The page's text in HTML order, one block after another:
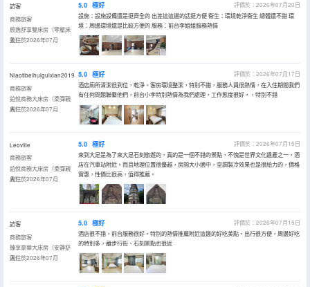
訪客
商務旅客
辰逸舒享雙床房（零壓床
墊）
入住於2026年07月
5.0 極好
評價於：2026年07月20日
設施：設施設備還是挺齊全的 出差這這邊的話挺方便 衞生：環境乾淨衞生 總體還不錯 環
境：周邊環境還是比較方便的 服務：前台李姐姐服務熱情
Niaotibeihuiguixian2019
商務旅客
鉑悅商務大床房（柔彈親
膚）
入住於2026年07月
5.0 極好
評價於：2026年07月17日
酒店廁所清潔很到位，乾淨。客房環境整潔，特別不錯，服務人員很熱情，在入住期間我們
有任何問題聯繫他們，前台小李特別熱情為我們處理，工作態度很好，，特別不錯
Leoville
商務旅客
鉑悅商務大床房（柔彈親
膚）
入住於2026年07月
5.0 極好
評價於：2026年07月15日
來到大足是為了來大足石刻旅遊的，真的是一個不錯的景點，不愧是世界文化遺產之一，酒
店在汽車站附近。而且地理位置很優越，房間大小適中，空調製冷效果也是很給力的，價格
實惠，性價比很高，值得推薦。
訪客
商務旅客
臻享豪華大床房（安靜舒
適）
入住於2026年07月
5.0 極好
評價於：2026年07月15日
酒店很不錯，前台服務很好，特別的熱情推薦附近這邊的好吃美點，出行很方便，周邊好吃
的特別多，離步行街、石刻景點也很近